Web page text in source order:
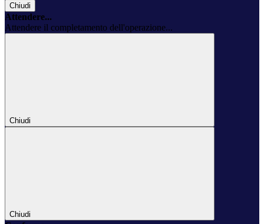
Chiudi
Attendere...
Attendere il completamento dell'operazione...
Chiudi
Chiudi